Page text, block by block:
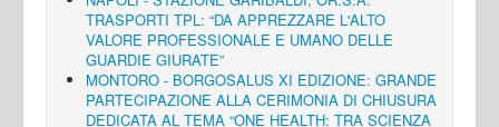
TRASPORTI TPL: “DA APPREZZARE L'ALTO
VALORE PROFESSIONALE E UMANO DELLE
GUARDIE GIURATE”
MONTORO - BORGOSALUS XI EDIZIONE: GRANDE
PARTECIPAZIONE ALLA CERIMONIA DI CHIUSURA
DEDICATA AL TEMA “ONE HEALTH: TRA SCIENZA